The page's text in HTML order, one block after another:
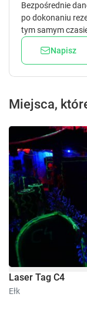
Bezpośrednie
po dokonaniu
tym samym
Napisz
Miejsca,
Laser Tag C4
Ełk